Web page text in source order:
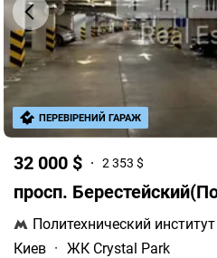
32 000 $ 2 353 $
просп.
Политехнический институт
Киев · ЖК Crystal Park
ПЕРЕВІРЕНИЙ ГАРАЖ